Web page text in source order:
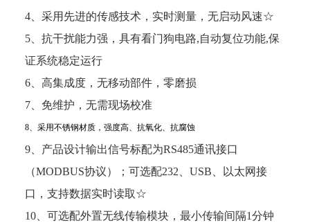
4、采用先进的传感技术，实时测量，无启动风速☆
5、抗干扰能力强，具有看门狗电路,自动复位功能,保
证系统稳定运行
6、高集成度，无移动部件，零磨损
7、免维护，无需现场校准
8、采用不锈钢材质，强度高、抗氧化、抗腐蚀
9、产品设计输出信号标配为RS485通讯接口
（MODBUS协议）；可选配232、USB、以太网接
口，支持数据实时读取☆
10、可选配外置无线传输模块，最小传输间隔1分钟